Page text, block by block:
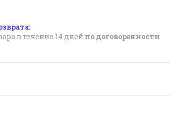
в течение 14 дней по договоренности